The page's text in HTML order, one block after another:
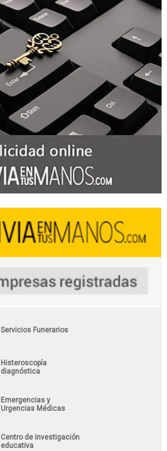
Servicios Funerarios
Histeroscopía
diagnóstica
Emergencias y
Urgencias Médicas
Centro de investigación
educativa